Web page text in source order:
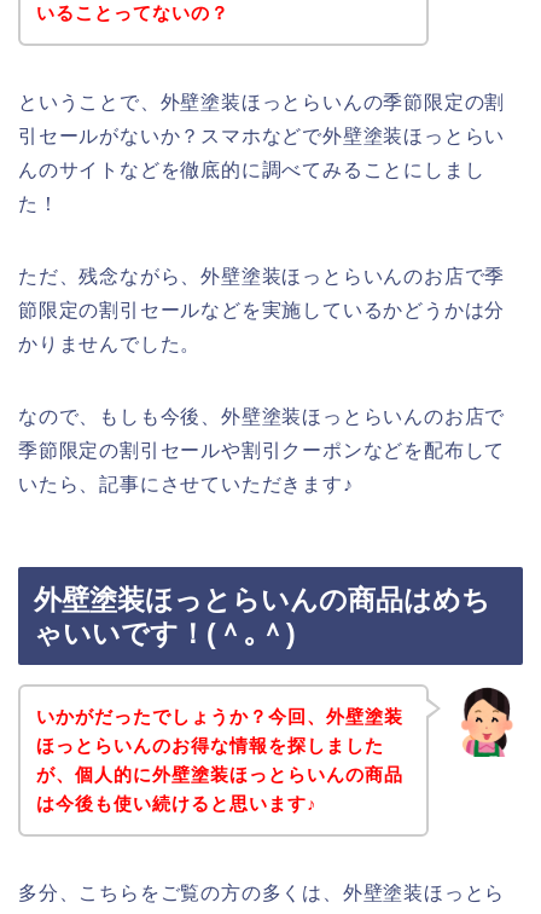
いることってないの？
ということで、外壁塗装ほっとらいんの季節限定の割
引セールがないか？スマホなどで外壁塗装ほっとらい
んのサイトなどを徹底的に調べてみることにしまし
た！
ただ、残念ながら、外壁塗装ほっとらいんのお店で季
節限定の割引セールなどを実施しているかどうかは分
かりませんでした。
なので、もしも今後、外壁塗装ほっとらいんのお店で
季節限定の割引セールや割引クーポンなどを配布して
いたら、記事にさせていただきます♪
外壁塗装ほっとらいんの商品はめち
ゃいいです！(＾｡＾)
いかがだったでしょうか？今回、外壁塗装
ほっとらいんのお得な情報を探しました
が、個人的に外壁塗装ほっとらいんの商品
は今後も使い続けると思います♪
多分、こちらをご覧の方の多くは、外壁塗装ほっとら